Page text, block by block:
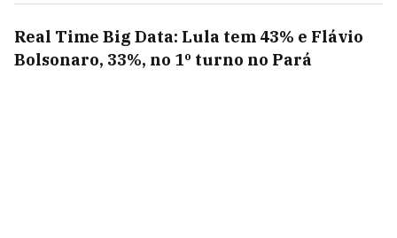
Real Time Big Data: Lula tem 43% e Flávio
Bolsonaro, 33%, no 1º turno no Pará